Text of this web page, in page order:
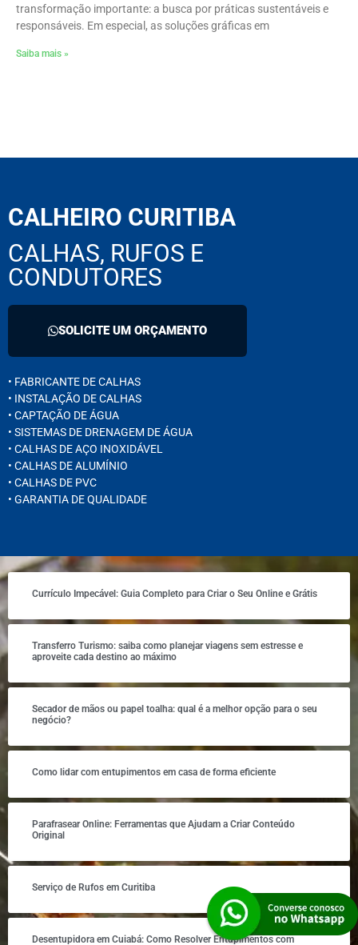
transformação importante: a busca por práticas sustentáveis e
responsáveis. Em especial, as soluções gráficas em
Saiba mais »
CALHEIRO CURITIBA
CALHAS, RUFOS E
CONDUTORES
SOLICITE UM ORÇAMENTO
• FABRICANTE DE CALHAS
• INSTALAÇÃO DE CALHAS
• CAPTAÇÃO DE ÁGUA
• SISTEMAS DE DRENAGEM DE ÁGUA
• CALHAS DE AÇO INOXIDÁVEL
• CALHAS DE ALUMÍNIO
• CALHAS DE PVC
• GARANTIA DE QUALIDADE
Currículo Impecável: Guia Completo para Criar o Seu Online e Grátis
Transferro Turismo: saiba como planejar viagens sem estresse e
aproveite cada destino ao máximo
Secador de mãos ou papel toalha: qual é a melhor opção para o seu
negócio?
Como lidar com entupimentos em casa de forma eficiente
Parafrasear Online: Ferramentas que Ajudam a Criar Conteúdo
Original
Serviço de Rufos em Curitiba
Desentupidora em Cuiabá: Como Resolver Entupimentos com